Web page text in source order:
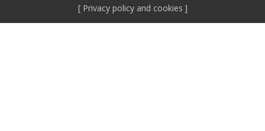
Privacy policy and cookies